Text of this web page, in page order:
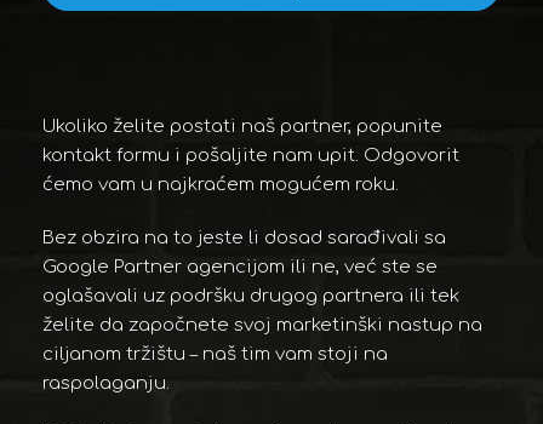
Ukoliko želite postati naš partner, popunite
kontakt formu i pošaljite nam upit. Odgovorit
ćemo vam u najkraćem mogućem roku.
Bez obzira na to jeste li dosad sarađivali sa
Google Partner agencijom ili ne, već ste se
oglašavali uz podršku drugog partnera ili tek
želite da započnete svoj marketinški nastup na
ciljanom tržištu – naš tim vam stoji na
raspolaganju.